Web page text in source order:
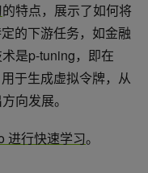
的特点，展示了如何将
的下游任务，如金融
是p-tuning，即在
于生成虚拟令牌，从
向发展。
进行快速学习。